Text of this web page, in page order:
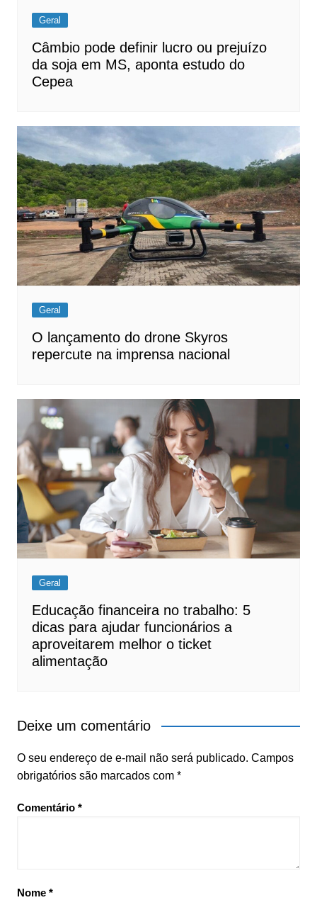
Geral
Câmbio pode definir lucro ou prejuízo
da soja em MS, aponta estudo do
Cepea
Geral
O lançamento do drone Skyros
repercute na imprensa nacional
Geral
Educação financeira no trabalho: 5
dicas para ajudar funcionários a
aproveitarem melhor o ticket
alimentação
Deixe um comentário
O seu endereço de e-mail não será publicado. Campos
obrigatórios são marcados com *
Comentário *
Nome *